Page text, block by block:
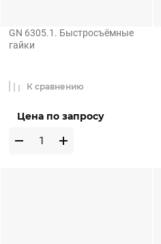
GN 6305.1. Быстросъёмные
гайки
Цена по запросу
К сравнению